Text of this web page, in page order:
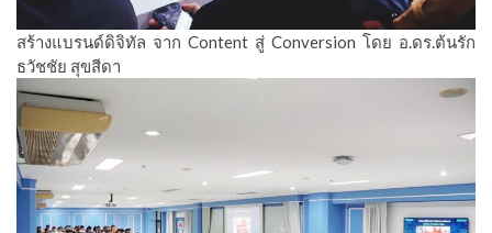
สร้างแบรนด์ดิจิทัล จาก Content สู่ Conversion โดย อ.ดร.ต้นรัก
ธวัชชัย สุขสีดา